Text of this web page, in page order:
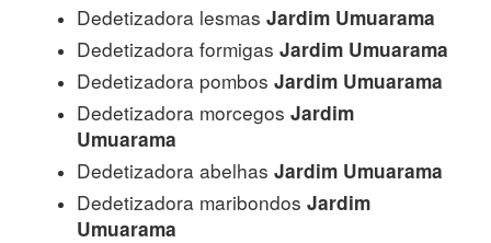
Dedetizadora lesmas Jardim Umuarama
Dedetizadora formigas Jardim Umuarama
Dedetizadora pombos Jardim Umuarama
Dedetizadora morcegos Jardim
Umuarama
Dedetizadora abelhas Jardim Umuarama
Dedetizadora maribondos Jardim
Umuarama